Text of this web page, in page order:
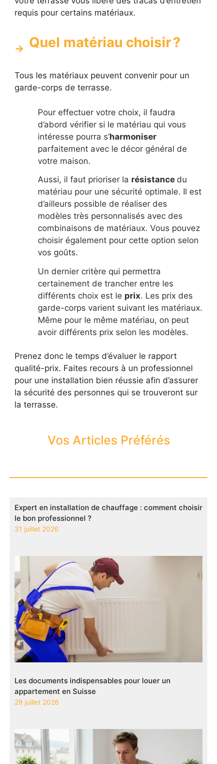
requis pour certains matériaux.
Quel matériau choisir ?
Tous les matériaux peuvent convenir pour un
garde-corps de terrasse.
Pour effectuer votre choix, il faudra
d’abord vérifier si le matériau qui vous
intéresse pourra s’harmoniser
parfaitement avec le décor général de
votre maison.
Aussi, il faut prioriser la résistance du
matériau pour une sécurité optimale. Il est
d’ailleurs possible de réaliser des
modèles très personnalisés avec des
combinaisons de matériaux. Vous pouvez
choisir également pour cette option selon
vos goûts.
Un dernier critère qui permettra
certainement de trancher entre les
différents choix est le prix. Les prix des
garde-corps varient suivant les matériaux.
Même pour le même matériau, on peut
avoir différents prix selon les modèles.
Prenez donc le temps d’évaluer le rapport
qualité-prix. Faites recours à un professionnel
pour une installation bien réussie afin d’assurer
la sécurité des personnes qui se trouveront sur
la terrasse.
Vos Articles Préférés
Expert en installation de chauffage : comment choisir
le bon professionnel ?
31 juillet 2026
Les documents indispensables pour louer un
appartement en Suisse
29 juillet 2026